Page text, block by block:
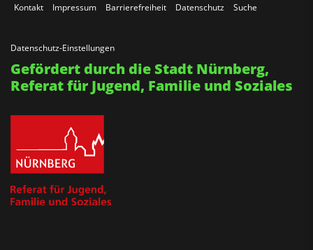
Kontakt Impressum Barrierefreiheit Datenschutz Suche
Datenschutz-Einstellungen
Gefördert durch die Stadt Nürnberg,
Referat für Jugend, Familie und Soziales